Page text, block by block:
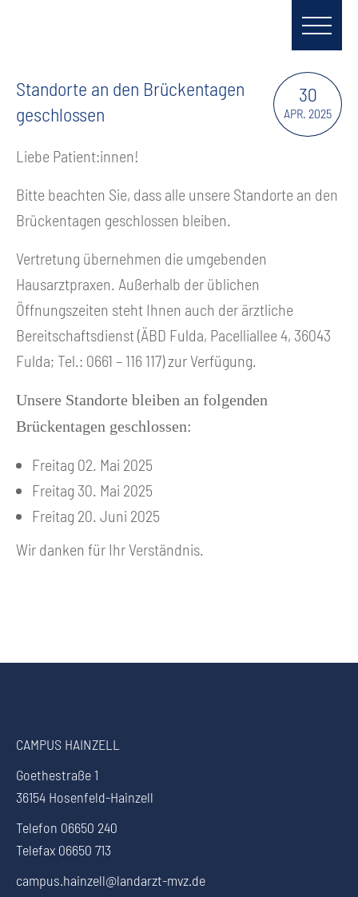
30
APR. 2025
Standorte an den Brückentagen
geschlossen
Liebe Patient:innen!
Bitte beachten Sie, dass alle unsere Standorte an den
Brückentagen geschlossen bleiben.
Vertretung übernehmen die umgebenden
Hausarztpraxen. Außerhalb der üblichen
Öffnungszeiten steht Ihnen auch der ärztliche
Bereitschaftsdienst (ÄBD Fulda, Pacelliallee 4, 36043
Fulda; Tel.: 0661 – 116 117) zur Verfügung.
Unsere Standorte bleiben an folgenden
Brückentagen geschlossen:
Freitag 02. Mai 2025
Freitag 30. Mai 2025
Freitag 20. Juni 2025
Wir danken für Ihr Verständnis.
CAMPUS HAINZELL
Goethestraße 1
36154 Hosenfeld-Hainzell
Telefon 06650 240
Telefax 06650 713
campus.hainzell@landarzt-mvz.de